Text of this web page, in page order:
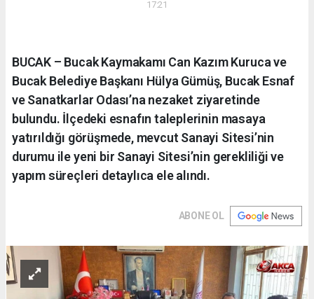
17:21
BUCAK – Bucak Kaymakamı Can Kazım Kuruca ve
Bucak Belediye Başkanı Hülya Gümüş, Bucak Esnaf
ve Sanatkarlar Odası’na nezaket ziyaretinde
bulundu. İlçedeki esnafın taleplerinin masaya
yatırıldığı görüşmede, mevcut Sanayi Sitesi’nin
durumu ile yeni bir Sanayi Sitesi’nin gerekliliği ve
yapım süreçleri detaylıca ele alındı.
ABONE OL